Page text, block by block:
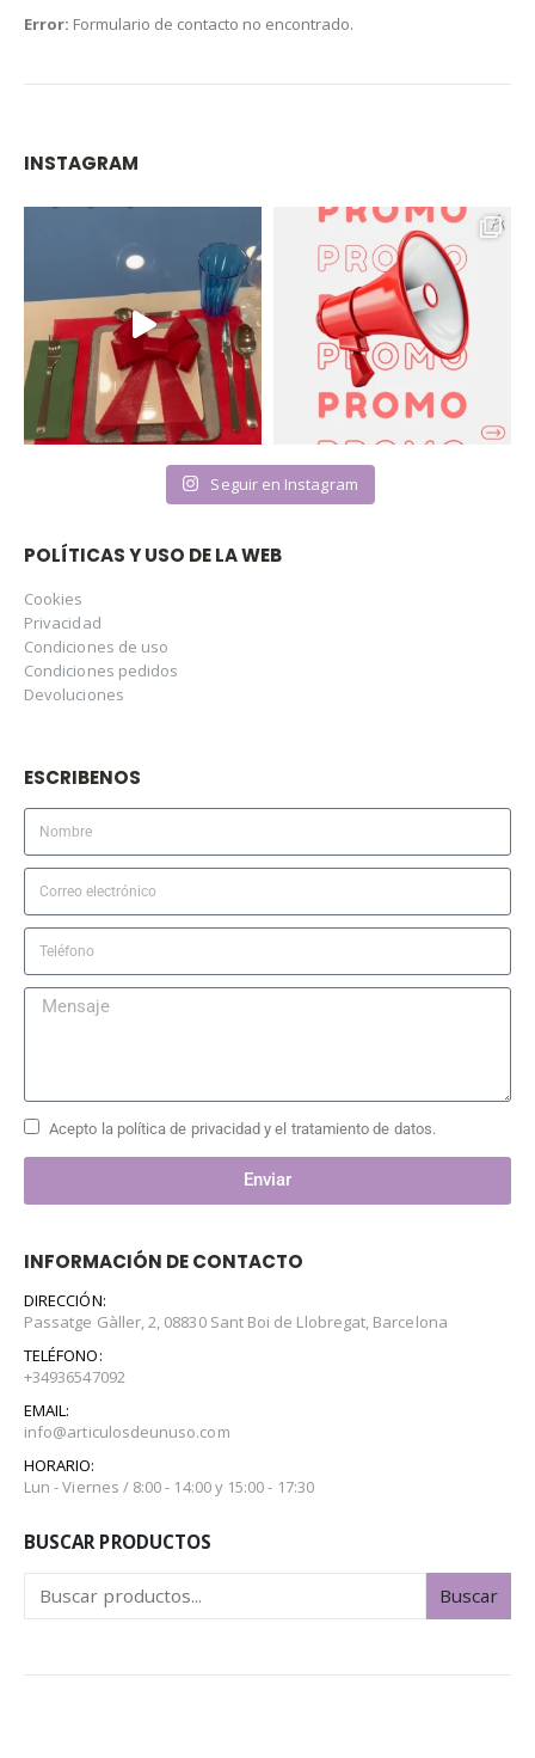
Error: Formulario de contacto no encontrado.
INSTAGRAM
Seguir en Instagram
POLÍTICAS Y USO DE LA WEB
Cookies
Privacidad
Condiciones de uso
Condiciones pedidos
Devoluciones
ESCRIBENOS
Acepto la política de privacidad y el tratamiento de datos.
Enviar
INFORMACIÓN DE CONTACTO
DIRECCIÓN:
Passatge Gàller, 2, 08830 Sant Boi de Llobregat, Barcelona
TELÉFONO:
+34936547092
EMAIL:
info@articulosdeunuso.com
HORARIO:
Lun - Viernes / 8:00 - 14:00 y 15:00 - 17:30
BUSCAR PRODUCTOS
Buscar